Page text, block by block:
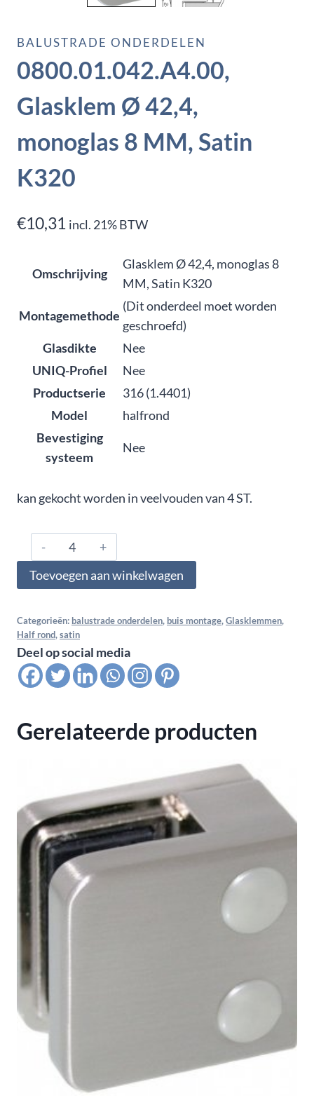
BALUSTRADE ONDERDELEN
0800.01.042.A4.00,
Glasklem Ø 42,4,
monoglas 8 MM, Satin
K320
€10,31 incl. 21% BTW
Omschrijving
Glasklem Ø 42,4, monoglas 8
MM, Satin K320
Montagemethode
(Dit onderdeel moet worden
geschroefd)
Glasdikte
Nee
UNIQ-Profiel
Nee
Productserie
316 (1.4401)
Model
halfrond
Bevestiging
systeem
Nee
kan gekocht worden in veelvouden van 4 ST.
0800.01.042.A4.00,
Glasklem
Ø
monoglas
8
MM,
Satin
aantal
Toevoegen aan winkelwagen
Categorieën: balustrade onderdelen, buis montage, Glasklemmen,
Half rond, satin
Deel op social media
Gerelateerde producten